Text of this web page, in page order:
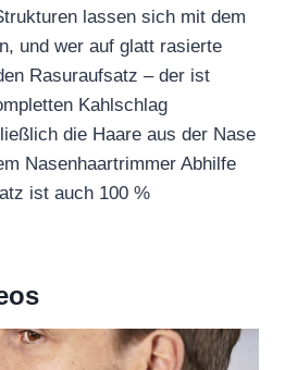
lassen sich mit dem
und wer auf glatt rasierte
Rasuraufsatz – der ist
Kahlschlag
die Haare aus der Nase
Nasenhaartrimmer Abhilfe
ist auch 100 %